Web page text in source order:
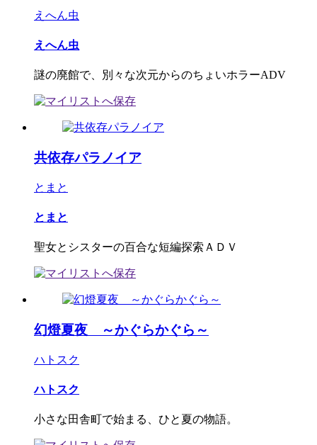
えへん虫
えへん虫
謎の廃館で、別々な次元からのちょいホラーADV
共依存パラノイア
とまと
とまと
聖女とシスターの百合な短編探索ＡＤＶ
幻燈夏夜 ～かぐらかぐら～
ハトスク
ハトスク
小さな田舎町で始まる、ひと夏の物語。